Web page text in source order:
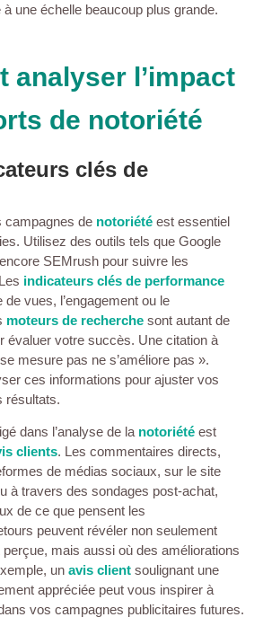
à une échelle beaucoup plus grande.
analyser l’impact
de notoriété
clés de
campagnes de notoriété est essentiel
Utilisez des outils tels que Google
SEMrush pour suivre les
indicateurs clés de performance
vues, l’engagement ou le
moteurs de recherche sont autant de
évaluer votre succès. Une citation à
mesure pas ne s’améliore pas ».
ces informations pour ajuster vos
résultats.
dans l’analyse de la notoriété est
clients. Les commentaires directs,
de médias sociaux, sur le site
à travers des sondages post-achat,
de ce que pensent les
peuvent révéler non seulement
mais aussi où des améliorations
un avis client soulignant une
appréciée peut vous inspirer à
vos campagnes publicitaires futures.